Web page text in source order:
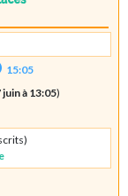
15:05
à 13:05)